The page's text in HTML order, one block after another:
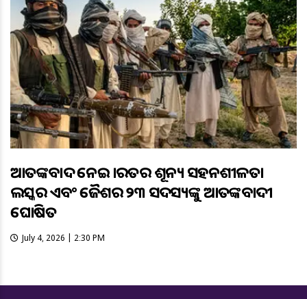
ଆତଙ୍କବାଦ ନେଇ ଭାରତର ଶୂନ୍ୟ ସହନଶୀଳତା
ଲସ୍କର ଏବଂ ଜୈଶର ୨୩ ସଦସ୍ୟଙ୍କୁ ଆତଙ୍କବାଦୀ
ଘୋଷିତ
July 4, 2026 | 2:30 PM